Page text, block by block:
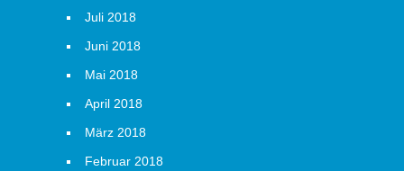
Juli 2018
Juni 2018
Mai 2018
April 2018
März 2018
Februar 2018